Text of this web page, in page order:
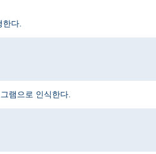
다.
램으로 인식한다.